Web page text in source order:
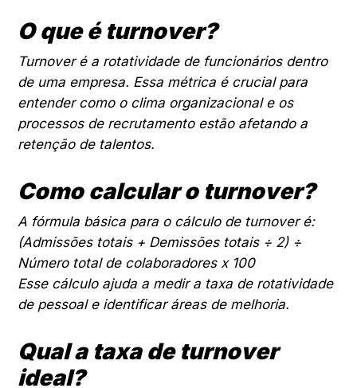
O que é turnover?
Turnover é a rotatividade de funcionários dentro
de uma empresa. Essa métrica é crucial para
entender como o clima organizacional e os
processos de recrutamento estão afetando a
retenção de talentos.
Como calcular o turnover?
A fórmula básica para o cálculo de turnover é:
(Admissões totais + Demissões totais ÷ 2) ÷
Número total de colaboradores x 100
Esse cálculo ajuda a medir a taxa de rotatividade
de pessoal e identificar áreas de melhoria.
Qual a taxa de turnover
ideal?